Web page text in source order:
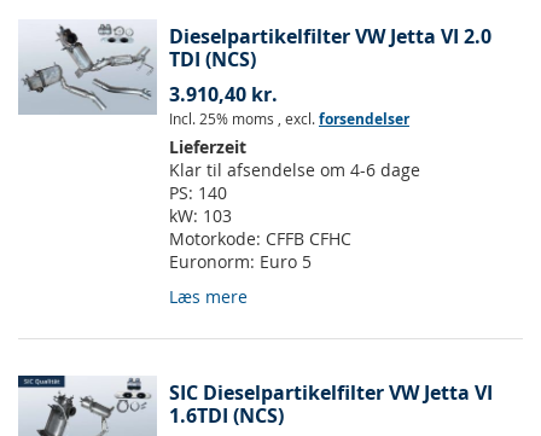
Dieselpartikelfilter VW Jetta VI 2.0
TDI (NCS)
3.910,40 kr.
Incl. 25% moms , excl.forsendelser
Lieferzeit
Klar til afsendelse om 4-6 dage
PS: 140
kW: 103
Motorkode: CFFB CFHC
Euronorm: Euro 5
Læs mere
SIC Dieselpartikelfilter VW Jetta VI
1.6TDI (NCS)